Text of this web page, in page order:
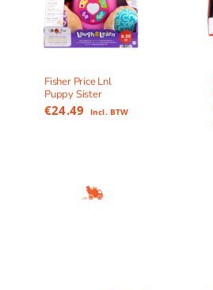
Fisher Price Lnl
Puppy Sister
€24.49 Incl. BTW